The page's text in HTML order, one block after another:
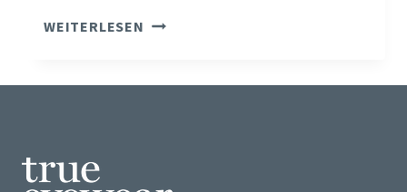
WEITERLESEN DIE